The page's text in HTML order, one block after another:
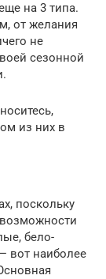
на 3 типа.
от желания
не
сезонной
из них в
поскольку
бело-
вот наиболее